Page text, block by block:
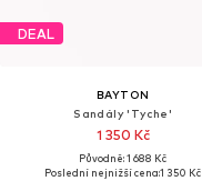
DEAL
BAYTON
Sandály 'Tyche'
1 350 Kč
Původně: 1 688 Kč
Poslední nejnižší cena:1 350 Kč